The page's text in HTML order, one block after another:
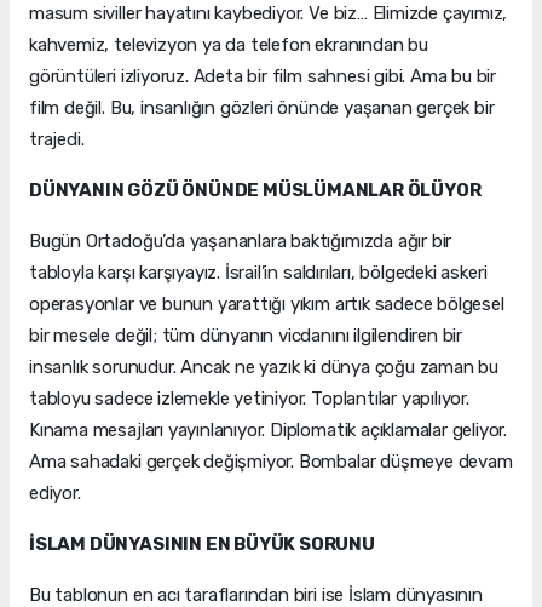
masum siviller hayatını kaybediyor. Ve biz… Elimizde çayımız,
kahvemiz, televizyon ya da telefon ekranından bu
görüntüleri izliyoruz. Adeta bir film sahnesi gibi. Ama bu bir
film değil. Bu, insanlığın gözleri önünde yaşanan gerçek bir
trajedi.
DÜNYANIN GÖZÜ ÖNÜNDE MÜSLÜMANLAR ÖLÜYOR
Bugün Ortadoğu’da yaşananlara baktığımızda ağır bir
tabloyla karşı karşıyayız. İsrail’in saldırıları, bölgedeki askeri
operasyonlar ve bunun yarattığı yıkım artık sadece bölgesel
bir mesele değil; tüm dünyanın vicdanını ilgilendiren bir
insanlık sorunudur. Ancak ne yazık ki dünya çoğu zaman bu
tabloyu sadece izlemekle yetiniyor. Toplantılar yapılıyor.
Kınama mesajları yayınlanıyor. Diplomatik açıklamalar geliyor.
Ama sahadaki gerçek değişmiyor. Bombalar düşmeye devam
ediyor.
İSLAM DÜNYASININ EN BÜYÜK SORUNU
Bu tablonun en acı taraflarından biri ise İslam dünyasının